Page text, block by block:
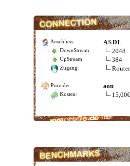
Anschluss: ASDL
DownStream: 2048
UpStream: 384
Zugang: Router
Provider: aon
Kosten: 15,00€